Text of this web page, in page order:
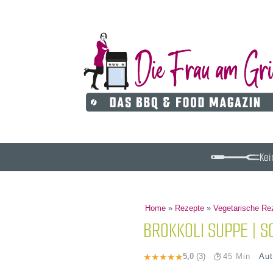
Home» Rezepte» Vegetarische
BROKKOLI SUPPE |
5,0 (3) 45 Min